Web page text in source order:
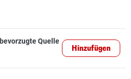
bevorzugte Quelle
Hinzufügen